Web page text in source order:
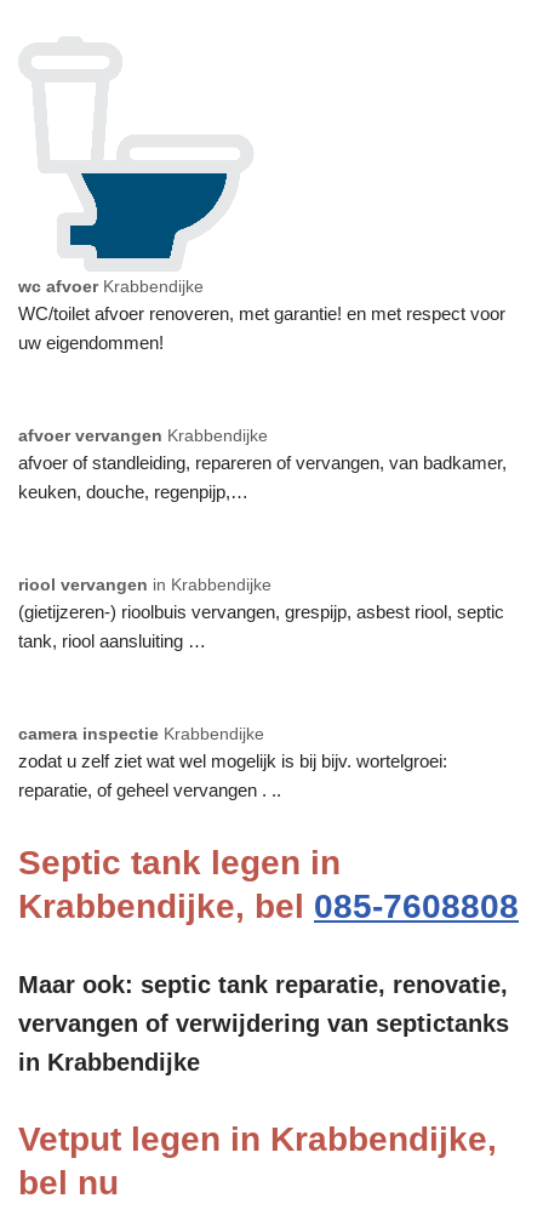
wc afvoer Krabbendijke
WC/toilet afvoer renoveren, met garantie! en met respect voor
uw eigendommen!
afvoer vervangen Krabbendijke
afvoer of standleiding, repareren of vervangen, van badkamer,
keuken, douche, regenpijp,…
riool vervangen in Krabbendijke
(gietijzeren-) rioolbuis vervangen, grespijp, asbest riool, septic
tank, riool aansluiting …
camera inspectie Krabbendijke
zodat u zelf ziet wat wel mogelijk is bij bijv. wortelgroei:
reparatie, of geheel vervangen . ..
Septic tank legen in
Krabbendijke, bel 085-7608808
Maar ook: septic tank reparatie, renovatie,
vervangen of verwijdering van septictanks
in Krabbendijke
Vetput legen in Krabbendijke,
bel nu